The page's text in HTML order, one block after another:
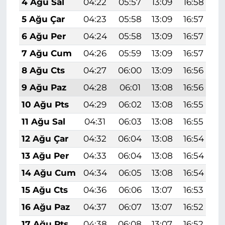
5 Ağu Çar
04:23 05:58 13:09 16:57
6 Ağu Per
04:24 05:58 13:09 16:57
7 Ağu Cum
04:26 05:59 13:09 16:57
8 Ağu Cts
04:27 06:00 13:09 16:56
9 Ağu Paz
04:28 06:01 13:08 16:56
10 Ağu Pts
04:29 06:02 13:08 16:55
11 Ağu Sal
04:31 06:03 13:08 16:55
12 Ağu Çar
04:32 06:04 13:08 16:54
13 Ağu Per
04:33 06:04 13:08 16:54
14 Ağu Cum
04:34 06:05 13:08 16:54
15 Ağu Cts
04:36 06:06 13:07 16:53
16 Ağu Paz
04:37 06:07 13:07 16:52